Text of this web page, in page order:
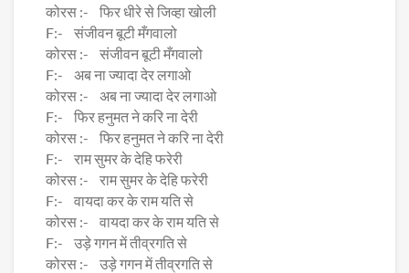
कोरस :- फिर धीरे से जिव्हा खोली
F:- संजीवन बूटी मँगवालो
कोरस :- संजीवन बूटी मँगवालो
F:- अब ना ज्यादा देर लगाओ
कोरस :- अब ना ज्यादा देर लगाओ
F:- फिर हनुमत ने करि ना देरी
कोरस :- फिर हनुमत ने करि ना देरी
F:- राम सुमर के देहि फरेरी
कोरस :- राम सुमर के देहि फरेरी
F:- वायदा कर के राम यति से
कोरस :- वायदा कर के राम यति से
F:- उड़े गगन में तीव्रगति से
कोरस :- उड़े गगन में तीव्रगति से